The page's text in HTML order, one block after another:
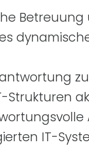
-Strukturen
IT-